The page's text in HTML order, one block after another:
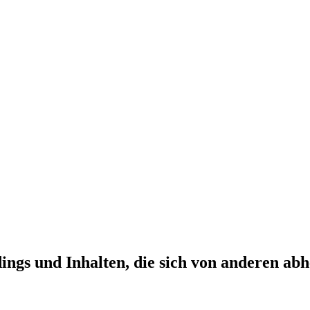
und Inhalten, die sich von anderen